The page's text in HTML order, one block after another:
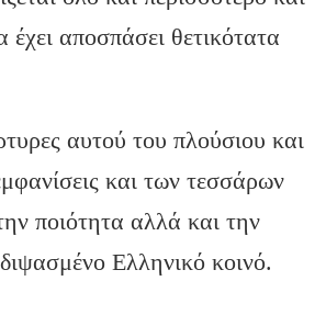
έχει αποσπάσει θετικότατα
αυτού του πλούσιου και
και των τεσσάρων
ποιότητα αλλά και την
Ελληνικό κοινό.